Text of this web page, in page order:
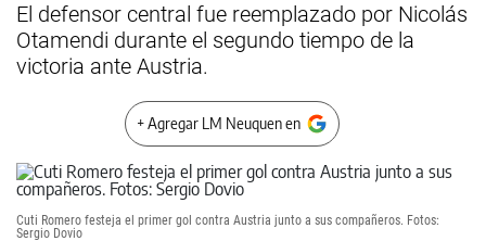
El defensor central fue reemplazado por Nicolás
Otamendi durante el segundo tiempo de la
victoria ante Austria.
+ Agregar LM Neuquen en
Cuti Romero festeja el primer gol contra Austria junto a sus compañeros. Fotos:
Sergio Dovio